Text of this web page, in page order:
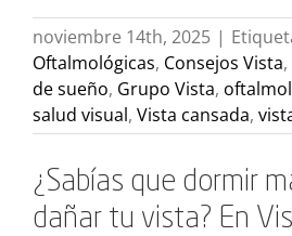
noviembre 14th, 2025 |
Oftalmológicas, Consejos Vista,
de sueño, Grupo Vista,
salud visual, Vista cansada,
¿Sabías que dormir
dañar tu vista? En